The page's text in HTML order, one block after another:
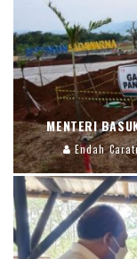
MENTERI
Endah